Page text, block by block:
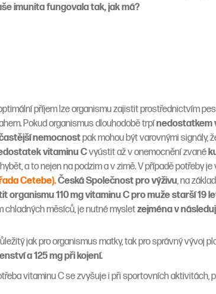
imunita fungovala tak, jak má?
příjem lze organismu zajistit prostřednictvím
Pokud organismus dlouhodobě trpínedostatkem
nemocnostpak mohou být varovnými signály,
vitaminu Cvyústit až v onemocnění zvané
a to nejen na podzim a v zimě. V případě potřeby
Cetebe).Česká Společnost pro výživu, na
organismu 110 mg vitaminu C pro muže starší 19
chladných měsíců, je nutné mysletzejména v
jak pro organismus matky, tak pro správný vývoj
a 125 mg při kojení.
vitaminu C se zvyšuje i při sportovních aktivitách,